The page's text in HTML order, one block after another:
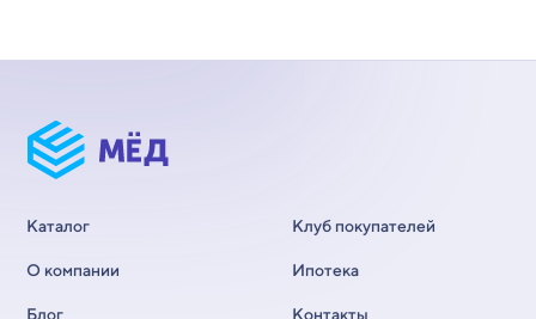
Каталог
О компании
Блог
Клуб покупателей
Ипотека
Контакты